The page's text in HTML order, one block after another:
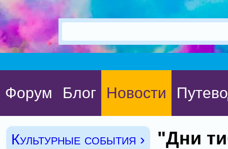
Форум Блог Новости
Культурные события ›
"Дни